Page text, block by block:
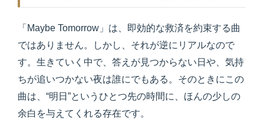
「Maybe Tomorrow」は、即効的な救済を約束する曲
ではありません。しかし、それが逆にリアルなので
す。生きていく中で、答えが見つからない日や、気持
ちが追いつかない夜は誰にでもある。そのときにこの
曲は、“明日”というひとつ先の時間に、ほんの少しの
余白を与えてくれる存在です。